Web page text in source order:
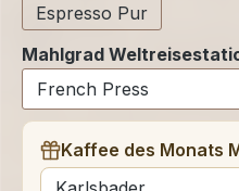
Espresso Pur
Mahlgrad
Kaffee des Monats
auswählen